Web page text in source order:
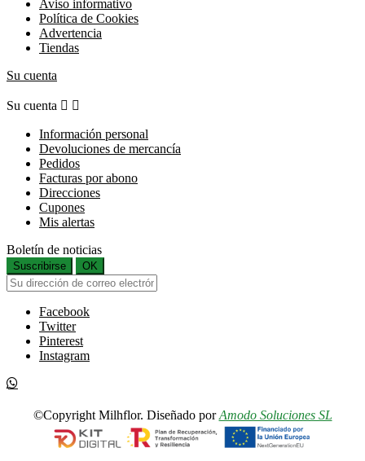
Aviso informativo
Política de Cookies
Advertencia
Tiendas
Su cuenta
Su cuenta  
Información personal
Devoluciones de mercancía
Pedidos
Facturas por abono
Direcciones
Cupones
Mis alertas
Boletín de noticias
Suscribirse OK
Facebook
Twitter
Pinterest
Instagram
©Copyright Milhflor. Diseñado porAmodo Soluciones SL